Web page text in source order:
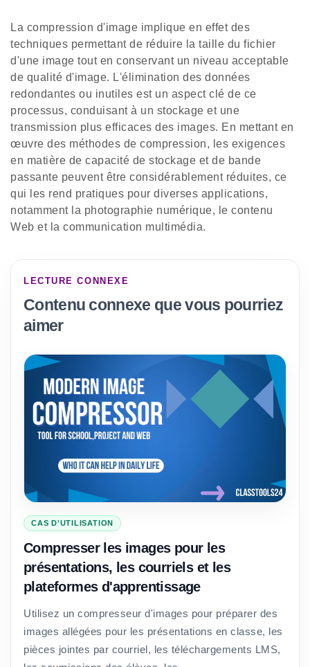
La compression d'image implique en effet des
techniques permettant de réduire la taille du fichier
d'une image tout en conservant un niveau acceptable
de qualité d'image. L'élimination des données
redondantes ou inutiles est un aspect clé de ce
processus, conduisant à un stockage et une
transmission plus efficaces des images. En mettant en
œuvre des méthodes de compression, les exigences
en matière de capacité de stockage et de bande
passante peuvent être considérablement réduites, ce
qui les rend pratiques pour diverses applications,
notamment la photographie numérique, le contenu
Web et la communication multimédia.
LECTURE CONNEXE
Contenu connexe que vous pourriez
aimer
CAS D'UTILISATION
Compresser les images pour les
présentations, les courriels et les
plateformes d'apprentissage
Utilisez un compresseur d'images pour préparer des
images allégées pour les présentations en classe, les
pièces jointes par courriel, les téléchargements LMS,